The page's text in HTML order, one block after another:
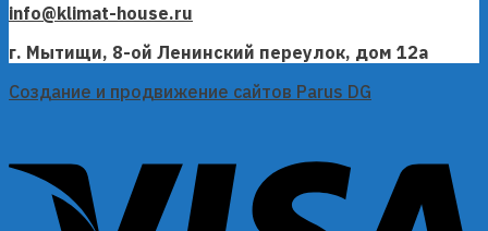
info@klimat-house.ru
г. Мытищи, 8-ой Ленинский переулок, дом 12а
Создание и продвижение сайтов Parus DG